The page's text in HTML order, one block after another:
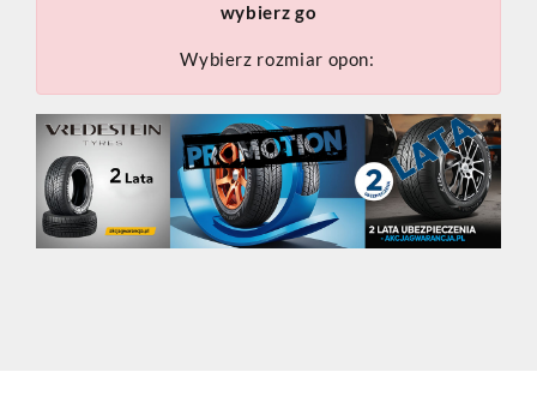
wybierz go
Wybierz rozmiar opon: